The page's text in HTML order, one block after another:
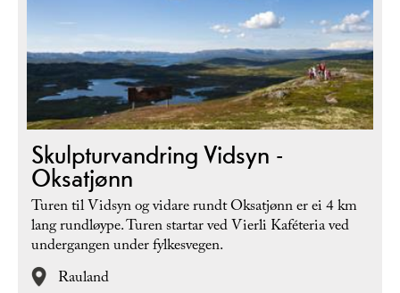
Skulpturvandring Vidsyn -
Oksatjønn
Turen til Vidsyn og vidare rundt Oksatjønn er ei 4 km
lang rundløype. Turen startar ved Vierli Kaféteria ved
undergangen under fylkesvegen.
Rauland